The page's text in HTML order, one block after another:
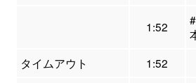
1:52
タイムアウト
1:52